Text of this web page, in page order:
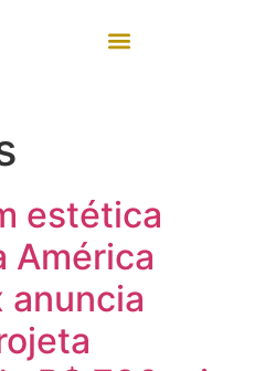
estética
América
anuncia